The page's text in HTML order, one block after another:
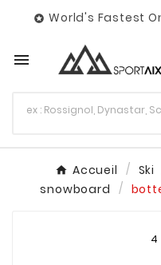
 World's Fastest

Accueil Ski
snowboard
4